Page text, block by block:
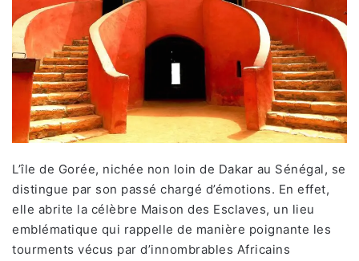
L’île de Gorée, nichée non loin de Dakar au Sénégal, se
distingue par son passé chargé d’émotions. En effet,
elle abrite la célèbre Maison des Esclaves, un lieu
emblématique qui rappelle de manière poignante les
tourments vécus par d’innombrables Africains